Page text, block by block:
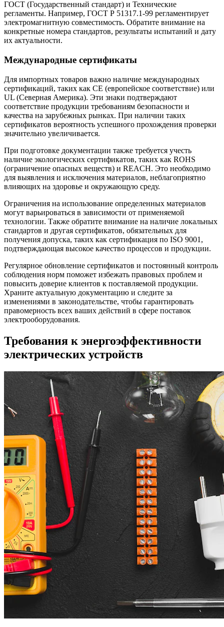
ГОСТ (Государственный стандарт) и Технические
регламенты. Например, ГОСТ Р 51317.1-99 регламентирует
электромагнитную совместимость. Обратите внимание на
конкретные номера стандартов, результаты испытаний и дату
их актуальности.
Международные сертификаты
Для импортных товаров важно наличие международных
сертификаций, таких как CE (европейское соответствие) или
UL (Северная Америка). Эти знаки подтверждают
соответствие продукции требованиям безопасности и
качества на зарубежных рынках. При наличии таких
сертификатов вероятность успешного прохождения проверки
значительно увеличивается.
При подготовке документации также требуется учесть
наличие экологических сертификатов, таких как ROHS
(ограничение опасных веществ) и REACH. Это необходимо
для выявления и исключения материалов, неблагоприятно
влияющих на здоровье и окружающую среду.
Ограничения на использование определенных материалов
могут варьироваться в зависимости от применяемой
технологии. Также обратите внимание на наличие локальных
стандартов и другая сертификатов, обязательных для
получения допуска, таких как сертификация по ISO 9001,
подтверждающая высокое качество процессов и продукции.
Регулярное обновление сертификатов и постоянный контроль
соблюдения норм поможет избежать правовых проблем и
повысить доверие клиентов к поставляемой продукции.
Храните актуальную документацию и следите за
изменениями в законодательстве, чтобы гарантировать
правомерность всех ваших действий в сфере поставок
электрооборудования.
Требования к энергоэффективности
электрических устройств